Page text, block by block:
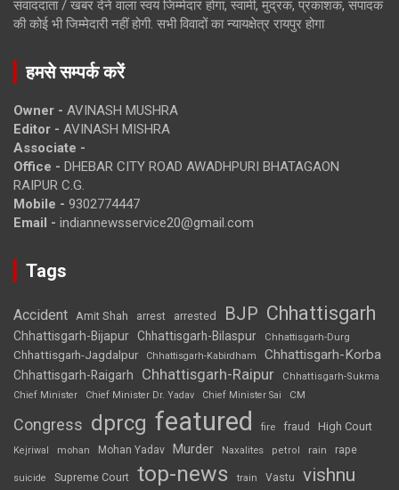
संवाददाता / खबर देने वाला स्वयं जिम्मेदार होगा, स्वामी, मुद्रक, प्रकाशक, संपादक
की कोई भी जिम्मेदारी नहीं होगी. सभी विवादों का न्यायक्षेत्र रायपुर होगा
हमसे सम्पर्क करें
Owner - AVINASH MUSHRA
Editor - AVINASH MISHRA
Associate -
Office - DHEBAR CITY ROAD AWADHPURI BHATAGAON
RAIPUR C.G.
Mobile - 9302774447
Email - indiannewsservice20@gmail.com
Tags
Accident Amit Shah arrest arrested BJP Chhattisgarh
Chhattisgarh-Bijapur Chhattisgarh-Bilaspur Chhattisgarh-Durg
Chhattisgarh-Jagdalpur Chhattisgarh-Kabirdham Chhattisgarh-Korba
Chhattisgarh-Raigarh Chhattisgarh-Raipur
Chhattisgarh-Sukma
Chief Minister
Chief Minister Dr. Yadav Chief Minister Sai CM
Congress dprcg featured fire fraud High Court
Kejriwal mohan Mohan Yadav Murder Naxalites petrol rain rape
suicide Supreme Court top-news train Vastu vishnu